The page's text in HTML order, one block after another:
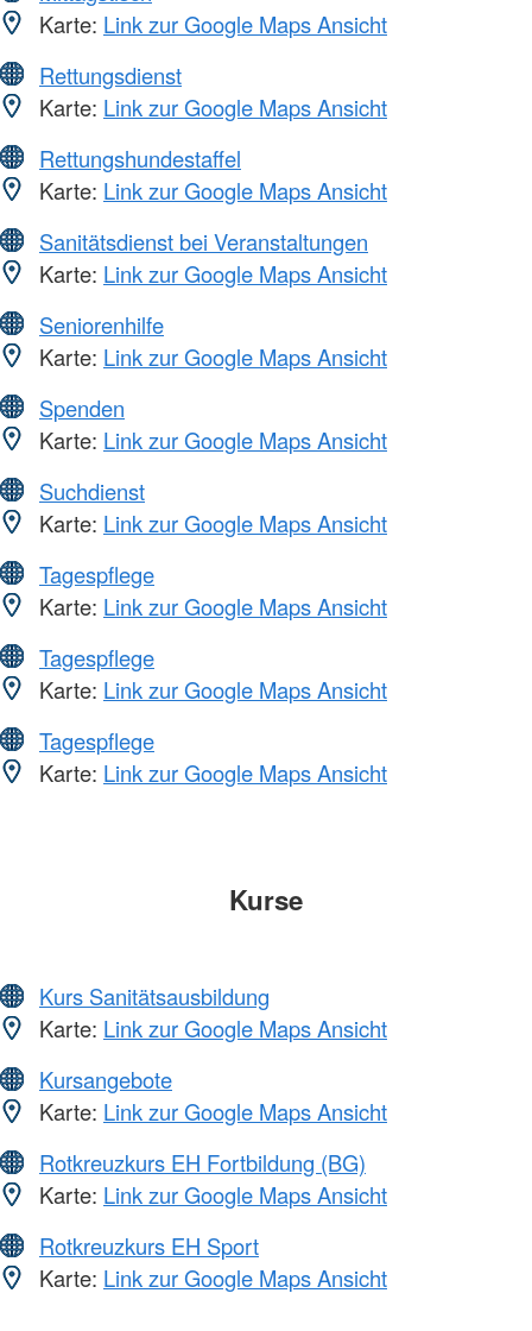
Karte: Link zur Google Maps Ansicht
Rettungsdienst
Karte: Link zur Google Maps Ansicht
Rettungshundestaffel
Karte: Link zur Google Maps Ansicht
Sanitätsdienst bei Veranstaltungen
Karte: Link zur Google Maps Ansicht
Seniorenhilfe
Karte: Link zur Google Maps Ansicht
Spenden
Karte: Link zur Google Maps Ansicht
Suchdienst
Karte: Link zur Google Maps Ansicht
Tagespflege
Karte: Link zur Google Maps Ansicht
Tagespflege
Karte: Link zur Google Maps Ansicht
Tagespflege
Karte: Link zur Google Maps Ansicht
Kurse
Kurs Sanitätsausbildung
Karte: Link zur Google Maps Ansicht
Kursangebote
Karte: Link zur Google Maps Ansicht
Rotkreuzkurs EH Fortbildung (BG)
Karte: Link zur Google Maps Ansicht
Rotkreuzkurs EH Sport
Karte: Link zur Google Maps Ansicht